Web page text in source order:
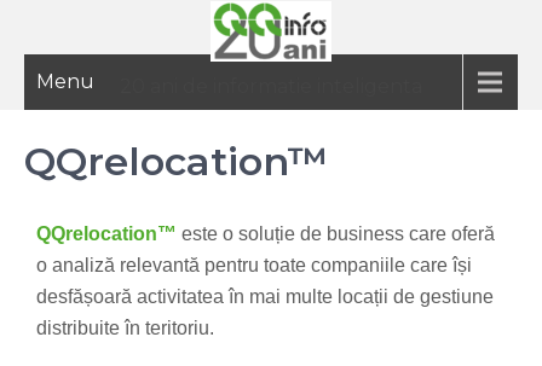
Menu
QQrelocation™
QQrelocation™ este o soluție de business care oferă
o analiză relevantă pentru toate companiile care își
desfășoară activitatea în mai multe locații de gestiune
distribuite în teritoriu.